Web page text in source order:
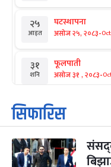
२५
आइत
घटस्थापना
असोज २५, २०८३-
३१
शनि
फूलपाती
असोज ३१ , २०८३-
१
आइत
कार्तिक सङ्क्रान्ति
कार्तिक १, २०८३
३
मंगल
महानवमी
कार्तिक ३, २०८३-
सिफारिस